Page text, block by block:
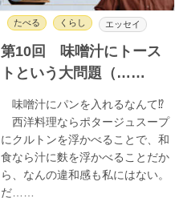
たべる くらし エッセイ
第10回 味噌汁にトース
トという大問題（……
味噌汁にパンを入れるなんて⁉︎
西洋料理ならポタージュスープ
にクルトンを浮かべることで、和
食なら汁に麩を浮かべることだか
ら、なんの違和感も私にはない。
だ……